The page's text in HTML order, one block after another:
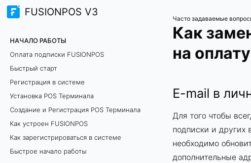
FUSIONPOS V3
НАЧАЛО РАБОТЫ
Оплата подписки FUSIONPOS
Быстрый старт
Регистрация в системе
Установка POS Терминала
Создание и Регистрация POS Терминала
Как устроен FUSIONPOS
Как зарегистрироваться в системе
Быстрое начало работы
Часто задаваемые
Как
на
E-mail в
Для того чтобы
подписки и других
необходимо
дополнительные